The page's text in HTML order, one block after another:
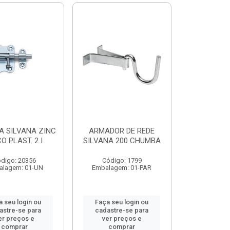
SILVANA ZINC
PLAST. 2 I
20356
01-UN
seu login ou
se para
preços e
comprar
ARMADOR DE REDE
SILVANA 200 CHUMBA
Código: 1799
Embalagem: 01-PAR
Faça seu login ou
cadastre-se para
ver preços e
comprar